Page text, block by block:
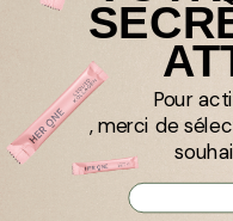
1 2
Pour
, merci de